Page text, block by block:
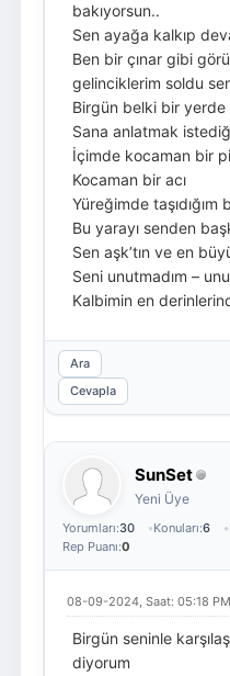
bakıyorsun..
Sen ayağa kalkıp
Ben bir çınar gibi
gelinciklerim soldu
Birgün belki bir yerde
Sana anlatmak
İçimde kocaman bir
Kocaman bir acı
Yüreğimde taşıdığım
Bu yarayı senden
Sen aşk’tın ve en
Seni unutmadım –
Kalbimin en
Ara
Cevapla
SunSet
Yeni Üye
Yorumları:30 Konuları:6
Rep Puanı:0
08-09-2024, Saat: 05:18 PM
Birgün seninle
diyorum